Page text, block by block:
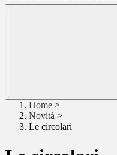
Home >
Novità >
Le circolari